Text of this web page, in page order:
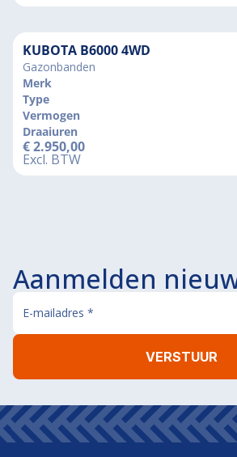
KUBOTA B6000 4WD
Gazonbanden
Merk
Type
Vermogen
Draaiuren
€2.950,00
Excl. BTW
Aanmelden